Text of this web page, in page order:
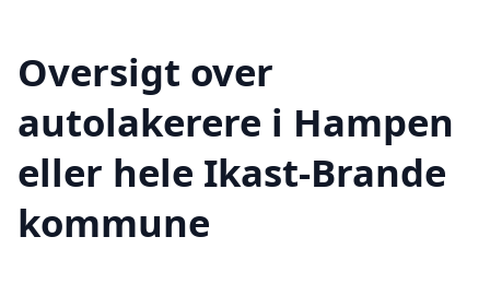
Oversigt over
autolakerere i Hampen
eller hele Ikast-Brande
kommune